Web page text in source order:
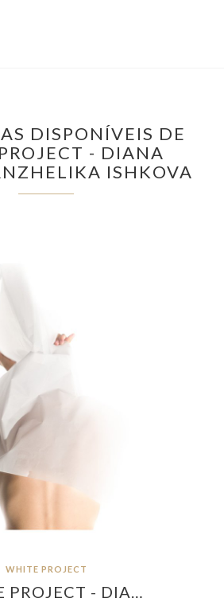
DISPONÍVEIS DE
- DIANA
ISHKOVA
WHITE PROJECT
PROJECT - DIA…